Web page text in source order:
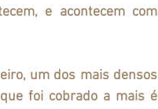
e acontecem com
um dos mais densos
foi cobrado a mais é